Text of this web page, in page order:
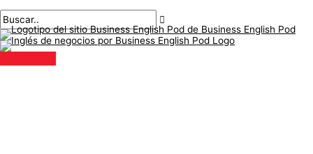
al
contenido
principal
de
navegación
aquí..
electrónico*
T
e
m
a
B
u
s
c